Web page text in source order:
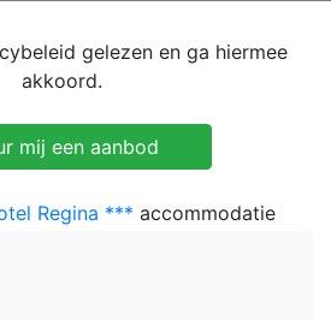
gelezen en ga hiermee
akkoord.
Regina *** accommodatie